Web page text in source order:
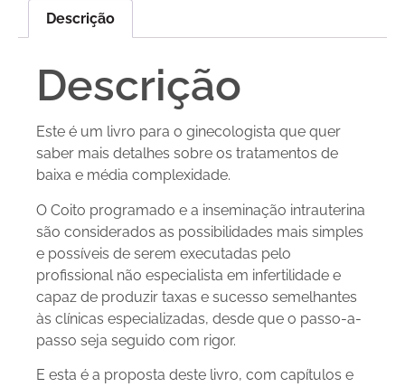
Descrição
Descrição
Este é um livro para o ginecologista que quer
saber mais detalhes sobre os tratamentos de
baixa e média complexidade.
O Coito programado e a inseminação intrauterina
são conside­rados as possibilidades mais simples
e possíveis de serem executadas pelo
profissional não especialista em infertilidade e
capaz de produzir taxas e sucesso semelhantes
às clínicas especializadas, desde que o pas­so-a-
passo seja seguido com rigor.
E esta é a proposta deste livro, com capítulos e